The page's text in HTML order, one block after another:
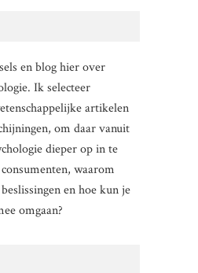
en blog hier over
Ik selecteer
artikelen
om daar vanuit
dieper op in te
waarom
en hoe kun je
omgaan?